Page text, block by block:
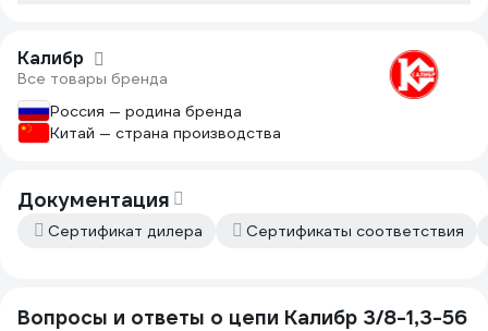
Калибр
Все товары бренда
Россия — родина бренда
Китай — страна производства
Документация
Сертификат дилера Сертификаты соответствия
Вопросы и ответы о цепи Калибр 3/8-1,3-56